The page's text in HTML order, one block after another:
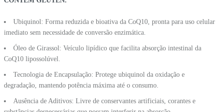
Ubiquinol: Forma reduzida e bioativa da CoQ10, pronta para uso celular
imediato sem necessidade de conversão enzimática.
Óleo de Girassol: Veículo lipídico que facilita absorção intestinal da
CoQ10 lipossolúvel.
Tecnologia de Encapsulação: Protege ubiquinol da oxidação e
degradação, mantendo potência máxima até o consumo.
Ausência de Aditivos: Livre de conservantes artificiais, corantes e